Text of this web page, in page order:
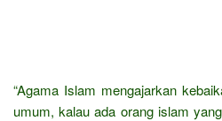
“Agama Islam mengajarkan
umum, kalau ada orang islam